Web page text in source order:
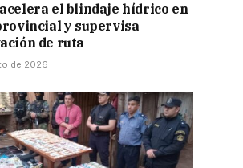
el blindaje hídrico en
y supervisa
de ruta
de 2026